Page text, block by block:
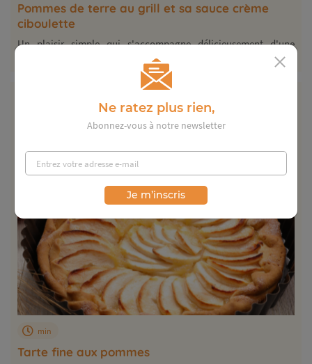
Pommes de terre au grill et sa sauce crème
ciboulette
Un plaisir simple qui s'accompagne délicieusement d'une
Tarte fine aux pommes
min
Ne ratez plus rien,
Abonnez-vous à notre newsletter
Je m’inscris